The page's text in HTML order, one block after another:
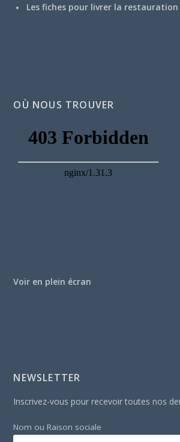
Les fiches pour livrer la
OÙ NOUS TROUVER
Voir en plein écran
NEWSLETTER
Inscrivez-vous pour recevoir toutes nos
Nom ou Raison sociale